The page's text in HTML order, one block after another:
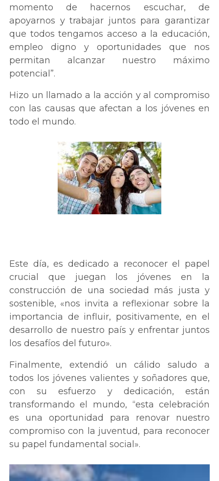
momento de hacernos escuchar, de
apoyarnos y trabajar juntos para garantizar
que todos tengamos acceso a la educación,
empleo digno y oportunidades que nos
permitan alcanzar nuestro máximo
potencial”.
Hizo un llamado a la acción y al compromiso
con las causas que afectan a los jóvenes en
todo el mundo.
Este día, es dedicado a reconocer el papel
crucial que juegan los jóvenes en la
construcción de una sociedad más justa y
sostenible, «nos invita a reflexionar sobre la
importancia de influir, positivamente, en el
desarrollo de nuestro país y enfrentar juntos
los desafíos del futuro».
Finalmente, extendió un cálido saludo a
todos los jóvenes valientes y soñadores que,
con su esfuerzo y dedicación, están
transformando el mundo, “esta celebración
es una oportunidad para renovar nuestro
compromiso con la juventud, para reconocer
su papel fundamental social».